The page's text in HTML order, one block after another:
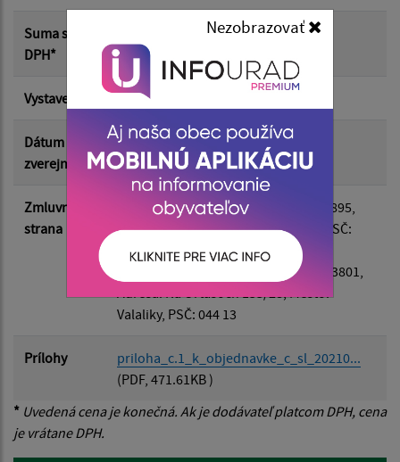
Nezobrazovať
Suma od:
Suma do:
Suma s
DPH*
Vystavená 03.04.2025
Dátum
zverejnenia
07.04.2025
Zmluvná
strana
Odberateľ: Obec Bzenov, IČO: 00326895,
Adresa: Bzenov 38, Mesto: Bzenov, PSČ:
08242
: AQUART, s.r.o., IČO: 47713801,
Adresa: Na Ortášoch 133/28, Mesto:
Valaliky, PSČ: 044 13
Prílohy
priloha_c.1_k_objednavke_c_sl_20210...
(PDF, 471.61KB )
* Uvedená cena je konečná. Ak je dodávateľ platcom DPH, cena
je vrátane DPH.